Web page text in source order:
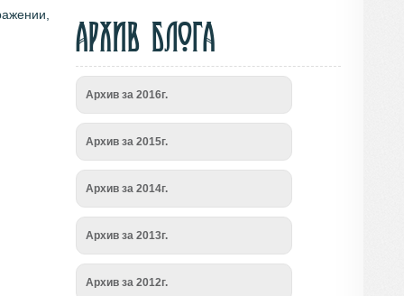
Архив блога
Архив за 2016г.
Архив за 2015г.
Архив за 2014г.
Архив за 2013г.
Архив за 2012г.